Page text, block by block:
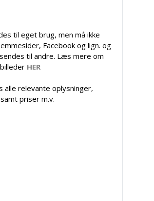
til eget brug, men må ikke
Facebook og lign. og
til andre. Læs mere om
HER
alle relevante oplysninger,
priser m.v.